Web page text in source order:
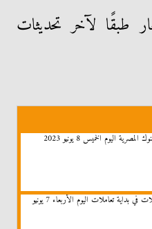
طبقًا لآخر تحديثات
اليوم الخميس 8 يونيو 2023
تراجع أسعار العملات في بداية تعاملات اليوم الأربعاء 7 يونيو